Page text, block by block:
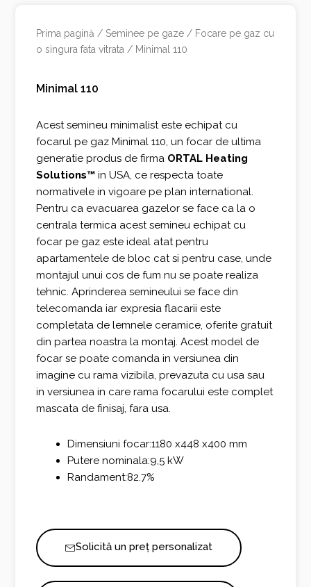
Prima pagină / Seminee pe gaze / Focare pe gaz cu
o singura fata vitrata / Minimal 110
Minimal 110
Acest semineu minimalist este echipat cu
focarul pe gaz Minimal 110, un focar de ultima
generatie produs de firma ORTAL Heating
Solutions™ in USA, ce respecta toate
normativele in vigoare pe plan international.
Pentru ca evacuarea gazelor se face ca la o
centrala termica acest semineu echipat cu
focar pe gaz este ideal atat pentru
apartamentele de bloc cat si pentru case, unde
montajul unui cos de fum nu se poate realiza
tehnic. Aprinderea semineului se face din
telecomanda iar expresia flacarii este
completata de lemnele ceramice, oferite gratuit
din partea noastra la montaj. Acest model de
focar se poate comanda in versiunea din
imagine cu rama vizibila, prevazuta cu usa sau
in versiunea in care rama focarului este complet
mascata de finisaj, fara usa.
Dimensiuni focar:1180 x448 x400 mm
Putere nominala:9,5 kW
Randament:82.7%
Solicită un preț personalizat